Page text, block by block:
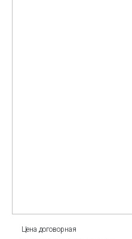
Цена договорная